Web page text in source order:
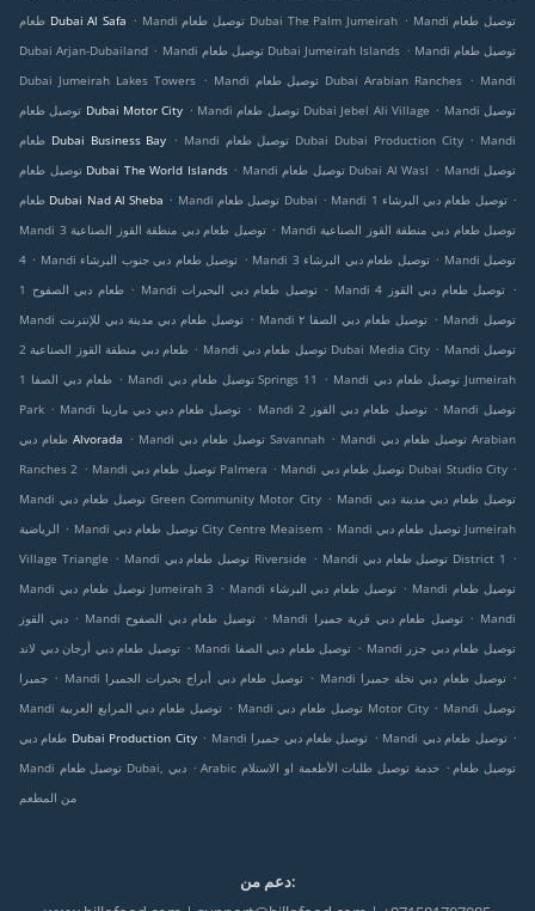
طعام Dubai Al Safa . Mandi توصيل طعام Dubai The Palm Jumeirah . Mandi توصيل طعام
Dubai Arjan-Dubailand . Mandi توصيل طعام Dubai Jumeirah Islands . Mandi توصيل طعام
Dubai Jumeirah Lakes Towers . Mandi توصيل طعام Dubai Arabian Ranches . Mandi
توصيل طعام Dubai Motor City . Mandi توصيل طعام Dubai Jebel Ali Village . Mandi توصيل
طعام Dubai Business Bay . Mandi توصيل طعام Dubai Dubai Production City . Mandi
توصيل طعام Dubai The World Islands . Mandi توصيل طعام Dubai Al Wasl . Mandi توصيل
طعام Dubai Nad Al Sheba . Mandi توصيل طعام Dubai . Mandi توصيل طعام دبي البرشاء 1 .
Mandi توصيل طعام دبي منطقة القوز الصناعية 3 . Mandi توصيل طعام دبي منطقة القوز الصناعية
4 . Mandi توصيل طعام دبي جنوب البرشاء . Mandi توصيل طعام دبي البرشاء 3 . Mandi توصيل
طعام دبي الصفوح 1 . Mandi توصيل طعام دبي البحيرات . Mandi توصيل طعام دبي القوز 4 .
Mandi توصيل طعام دبي مدينة دبي للإنترنت . Mandi توصيل طعام دبي الصفا ٢ . Mandi توصيل
طعام دبي منطقة القوز الصناعية 2 . Mandi توصيل طعام دبي Dubai Media City . Mandi توصيل
طعام دبي الصفا 1 . Mandi توصيل طعام دبي Springs 11 . Mandi توصيل طعام دبي Jumeirah
Park . Mandi توصيل طعام دبي دبي مارينا . Mandi توصيل طعام دبي القوز 2 . Mandi توصيل
طعام دبي Alvorada . Mandi توصيل طعام دبي Savannah . Mandi توصيل طعام دبي Arabian
Ranches 2 . Mandi توصيل طعام دبي Palmera . Mandi توصيل طعام دبي Dubai Studio City .
Mandi توصيل طعام دبي Green Community Motor City . Mandi توصيل طعام دبي مدينة دبي
الرياضية . Mandi توصيل طعام دبي City Centre Meaisem . Mandi توصيل طعام دبي Jumeirah
Village Triangle . Mandi توصيل طعام دبي Riverside . Mandi توصيل طعام دبي District 1
.
Mandi توصيل طعام دبي Jumeirah 3 . Mandi توصيل طعام دبي البرشاء . Mandi توصيل طعام
دبي القوز . Mandi توصيل طعام دبي الصفوح . Mandi توصيل طعام دبي قرية جميرا . Mandi
توصيل طعام دبي أرجان دبي لاند . Mandi توصيل طعام دبي الصفا . Mandi توصيل طعام دبي جزر
جميرا . Mandi توصيل طعام دبي أبراج بحيرات الجميرا . Mandi توصيل طعام دبي نخلة جميرا .
Mandi توصيل طعام دبي المرابع العربية . Mandi توصيل طعام دبي Motor City . Mandi توصيل
طعام دبي Dubai Production City . Mandi توصيل طعام دبي جميرا . Mandi توصيل طعام دبي .
Mandi توصيل طعام Dubai, دبي . Arabic توصيل طعام. خدمة توصيل طلبات الأطعمة او الاستلام
من المطعم
دعم من: